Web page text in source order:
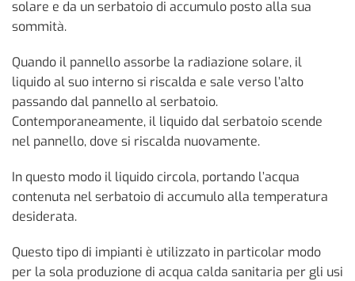
solare e da un serbatoio di accumulo posto alla sua
sommità.
Quando il pannello assorbe la radiazione solare, il
liquido al suo interno si riscalda e sale verso l’alto
passando dal pannello al serbatoio.
Contemporaneamente, il liquido dal serbatoio scende
nel pannello, dove si riscalda nuovamente.
In questo modo il liquido circola, portando l’acqua
contenuta nel serbatoio di accumulo alla temperatura
desiderata.
Questo tipo di impianti è utilizzato in particolar modo
per la sola produzione di acqua calda sanitaria per gli usi